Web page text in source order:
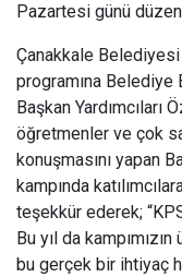
Pazartesi günü
Çanakkale
programına Belediye
Başkan
öğretmenler ve çok
konuşmasını yapan
kampında
teşekkür ederek;
Bu yıl da
bu gerçek bir ihtiyaç